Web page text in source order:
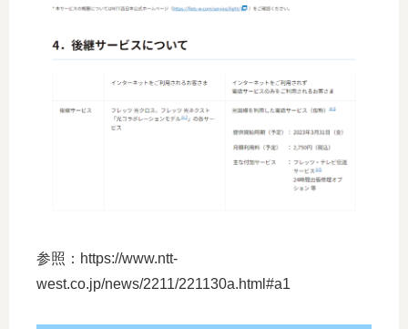
参照：https://www.ntt-
west.co.jp/news/2211/221130a.html#a1